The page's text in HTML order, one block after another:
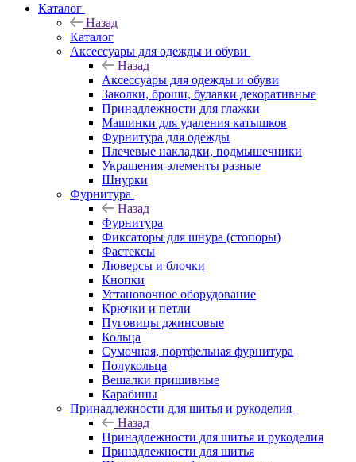
Каталог
Назад
Каталог
Аксессуары для одежды и обуви
Назад
Аксессуары для одежды и обуви
Заколки, броши, булавки декоративные
Принадлежности для глажки
Машинки для удаления катышков
Фурнитура для одежды
Плечевые накладки, подмышечники
Украшения-элементы разные
Шнурки
Фурнитура
Назад
Фурнитура
Фиксаторы для шнура (стопоры)
Фастексы
Люверсы и блочки
Кнопки
Установочное оборудование
Крючки и петли
Пуговицы джинсовые
Кольца
Сумочная, портфельная фурнитура
Полукольца
Вешалки пришивные
Карабины
Принадлежности для шитья и рукоделия
Назад
Принадлежности для шитья и рукоделия
Принадлежности для шитья